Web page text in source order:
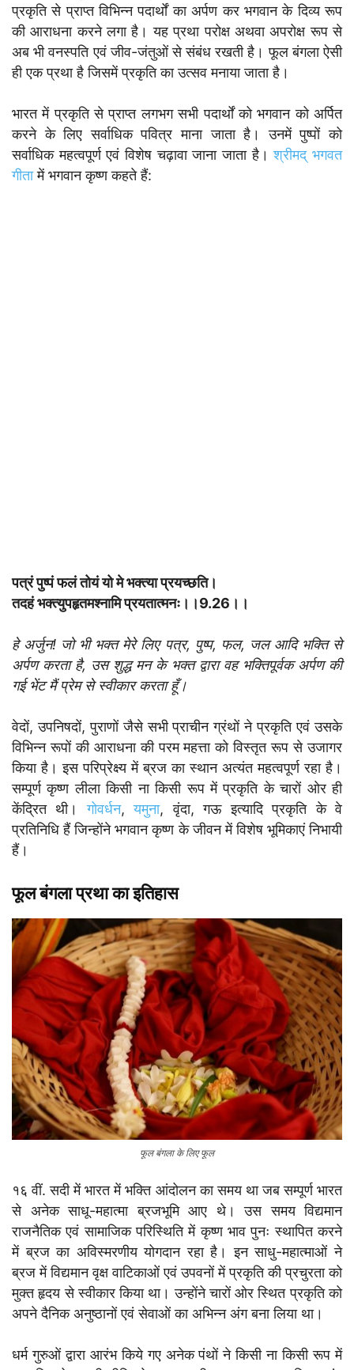
प्रकृति से प्राप्त विभिन्न पदार्थों का अर्पण कर भगवान के दिव्य रूप
की आराधना करने लगा है। यह प्रथा परोक्ष अथवा अपरोक्ष रूप से
अब भी वनस्पति एवं जीव-जंतुओं से संबंध रखती है। फूल बंगला ऐसी
ही एक प्रथा है जिसमें प्रकृति का उत्सव मनाया जाता है।
भारत में प्रकृति से प्राप्त लगभग सभी पदार्थों को भगवान को अर्पित
करने के लिए सर्वाधिक पवित्र माना जाता है। उनमें पुष्पों को
सर्वाधिक महत्वपूर्ण एवं विशेष चढ़ावा जाना जाता है।श्रीमद् भगवत
गीतामें भगवान कृष्ण कहते हैं:
पत्रं पुष्पं फलं तोयं यो मे भक्त्या प्रयच्छति।
तदहं भक्त्युपहृतमश्नामि प्रयतात्मनः।।9.26 ।।
हे अर्जुन! जो भी भक्त मेरे लिए पत्र, पुष्प, फल, जल आदि भक्ति से
अर्पण करता है, उस शुद्ध मन के भक्त द्वारा वह भक्तिपूर्वक अर्पण की
गई भेंट मैं प्रेम से स्वीकार करता हूँ।
वेदों, उपनिषदों, पुराणों जैसे सभी प्राचीन ग्रंथों ने प्रकृति एवं उसके
विभिन्न रूपों की आराधना की परम महत्ता को विस्तृत रूप से उजागर
किया है। इस परिप्रेक्ष्य में ब्रज का स्थान अत्यंत महत्वपूर्ण रहा है।
सम्पूर्ण कृष्ण लीला किसी ना किसी रूप में प्रकृति के चारों ओर ही
केंद्रित थी।गोवर्धन,यमुना, वृंदा, गऊ इत्यादि प्रकृति के वे
प्रतिनिधि हैं जिन्होंने भगवान कृष्ण के जीवन में विशेष भूमिकाएं निभायी
हैं।
फूल बंगला प्रथा का इतिहास
फूल बंगला के लिए फूल
१६ वीं. सदी में भारत में भक्ति आंदोलन का समय था जब सम्पूर्ण भारत
से अनेक साधू-महात्मा ब्रजभूमि आए थे। उस समय विद्यमान
राजनैतिक एवं सामाजिक परिस्थिति में कृष्ण भाव पुनः स्थापित करने
में ब्रज का अविस्मरणीय योगदान रहा है। इन साधु-महात्माओं ने
ब्रज में विद्यमान वृक्ष वाटिकाओं एवं उपवनों में प्रकृति की प्रचुरता को
मुक्त हृदय से स्वीकार किया था। उन्होंने चारों ओर स्थित प्रकृति को
अपने दैनिक अनुष्ठानों एवं सेवाओं का अभिन्न अंग बना लिया था।
धर्म गुरुओं द्वारा आरंभ किये गए अनेक पंथों ने किसी ना किसी रूप में